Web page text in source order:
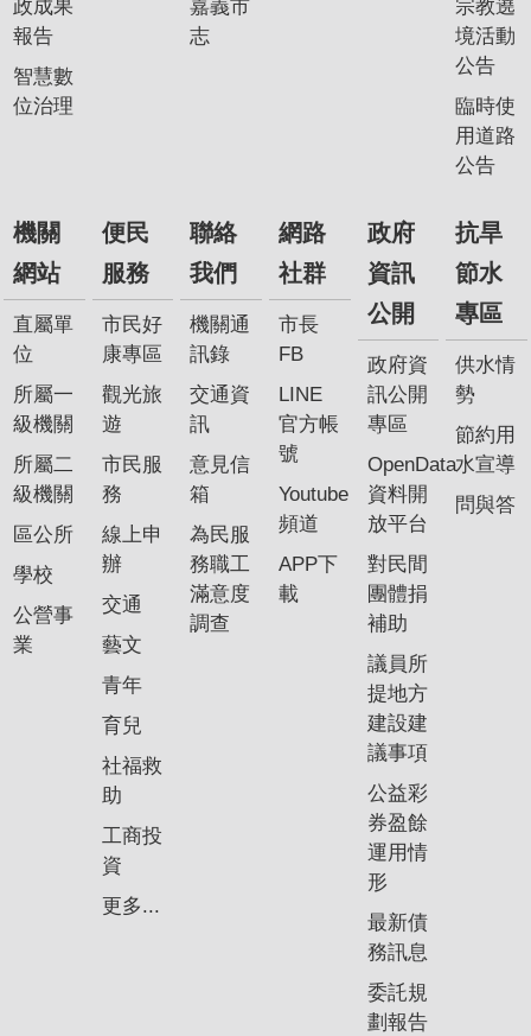
政成果
報告
智慧數
位治理
嘉義市
志
宗教遶
境活動
公告
臨時使
用道路
公告
機關
網站
直屬單
位
所屬一
級機關
所屬二
級機關
區公所
學校
公營事
業
便民
服務
市民好
康專區
觀光旅
遊
市民服
務
線上申
辦
交通
藝文
青年
育兒
社福救
助
工商投
資
更多...
聯絡
我們
機關通
訊錄
交通資
訊
意見信
箱
為民服
務職工
滿意度
調查
網路
社群
市長
FB
LINE
官方帳
號
Youtube
頻道
APP下
載
政府
資訊
公開
政府資
訊公開
專區
OpenData
資料開
放平台
對民間
團體捐
補助
議員所
提地方
建設建
議事項
公益彩
券盈餘
運用情
形
最新債
務訊息
委託規
劃報告
抗旱
節水
專區
供水情
勢
節約用
水宣導
問與答